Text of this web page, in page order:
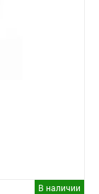
В наличии